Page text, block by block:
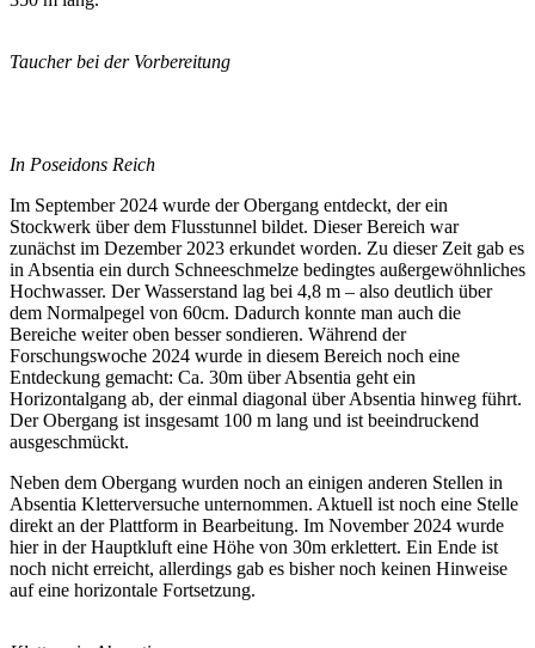
Taucher bei der Vorbereitung
In Poseidons Reich
Im September 2024 wurde der Obergang entdeckt, der ein
Stockwerk über dem Flusstunnel bildet. Dieser Bereich war
zunächst im Dezember 2023 erkundet worden. Zu dieser Zeit gab es
in Absentia ein durch Schneeschmelze bedingtes außergewöhnliches
Hochwasser. Der Wasserstand lag bei 4,8 m – also deutlich über
dem Normalpegel von 60cm. Dadurch konnte man auch die
Bereiche weiter oben besser sondieren. Während der
Forschungswoche 2024 wurde in diesem Bereich noch eine
Entdeckung gemacht: Ca. 30m über Absentia geht ein
Horizontalgang ab, der einmal diagonal über Absentia hinweg führt.
Der Obergang ist insgesamt 100 m lang und ist beeindruckend
ausgeschmückt.
Neben dem Obergang wurden noch an einigen anderen Stellen in
Absentia Kletterversuche unternommen. Aktuell ist noch eine Stelle
direkt an der Plattform in Bearbeitung. Im November 2024 wurde
hier in der Hauptkluft eine Höhe von 30m erklettert. Ein Ende ist
noch nicht erreicht, allerdings gab es bisher noch keinen Hinweise
auf eine horizontale Fortsetzung.